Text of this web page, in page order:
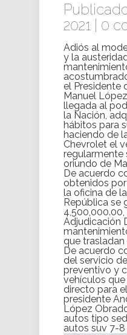
2021 | 0
Adiós al
y la
el Presidente
Manuel
llegada al
la Nación,
hábitos para
haciendo de
Chevrolet el
regularmente
oriundo de
De acuerdo
obtenidos por
la oficina de
República se
Adjudicación
que trasladan
De acuerdo
del servicio
preventivo y
vehículos
directo para
presidente
López
autos tipo
autos suv 7-8